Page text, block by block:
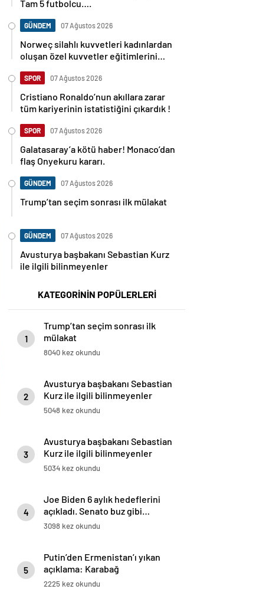
Tam 5 futbolcu….
GÜNDEM 07 Ağustos 2026
Norweç silahlı kuvvetleri kadınlardan
oluşan özel kuvvetler eğitimlerini
SPOR 07 Ağustos 2026
Cristiano Ronaldo’nun akıllara zarar
tüm kariyerinin istatistiğini çıkardık !
SPOR 07 Ağustos 2026
Galatasaray’a kötü haber! Monaco’dan
flaş Onyekuru kararı.
GÜNDEM 07 Ağustos 2026
Trump’tan seçim sonrası ilk mülakat
GÜNDEM 07 Ağustos 2026
Avusturya başbakanı Sebastian Kurz
ile ilgili bilinmeyenler
KATEGORİNİN POPÜLERLERİ
1
Trump’tan seçim sonrası ilk
mülakat
8040 kez okundu
2
Avusturya başbakanı Sebastian
Kurz ile ilgili bilinmeyenler
5048 kez okundu
3
Avusturya başbakanı Sebastian
Kurz ile ilgili bilinmeyenler
5034 kez okundu
4
Joe Biden 6 aylık hedeflerini
açıkladı. Senato buz gibi…
3098 kez okundu
5
Putin’den Ermenistan’ı yıkan
açıklama: Karabağ
Azerbaycan’ın ayrılmaz bir
2225 kez okundu